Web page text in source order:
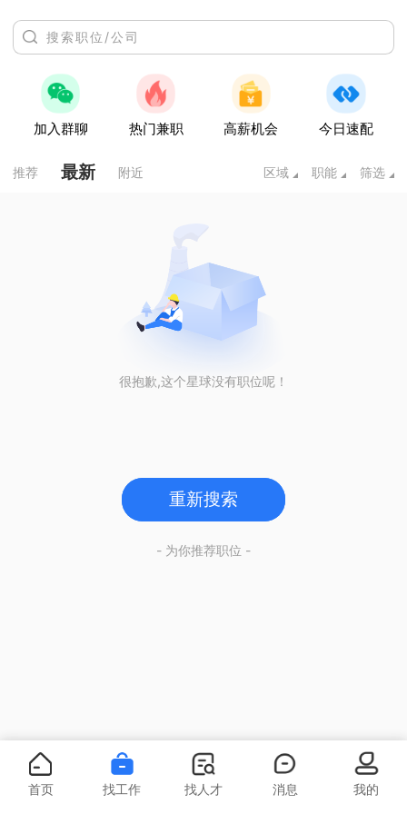
加入群聊 热门兼职 高薪机会 今日速配
推荐 最新 附近 区域 职能 筛选
很抱歉,这个星球没有职位呢！
重新搜索
- 为你推荐职位 -
首页 找工作 找人才 消息 我的